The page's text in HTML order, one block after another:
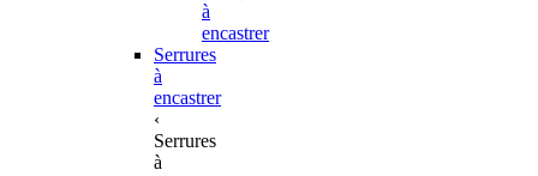
à
encastrer
Serrures
à
encastrer
‹
Serrures
à